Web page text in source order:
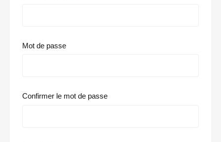
Mot de passe
Confirmer le mot de passe